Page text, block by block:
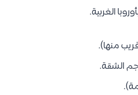
الغربية.